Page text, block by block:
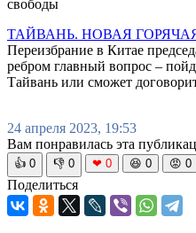
свободы
ТАЙВАНЬ. НОВАЯ
Переизбрание в Китае
ребром главный вопрос –
Тайвань или сможет
24 апреля 2023, 19:53
Вам понравилась эта
👍 0 👎 0 ❤ 0 😆 0 😡 0
Поделиться